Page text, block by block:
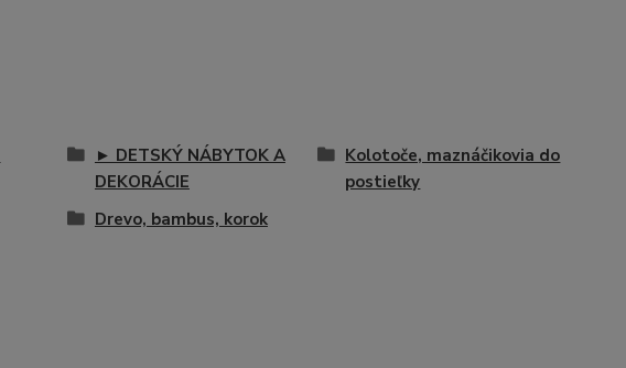
► DETSKÝ NÁBYTOK A
DEKORÁCIE
Kolotoče, maznáčikovia do
postieľky
Drevo, bambus, korok